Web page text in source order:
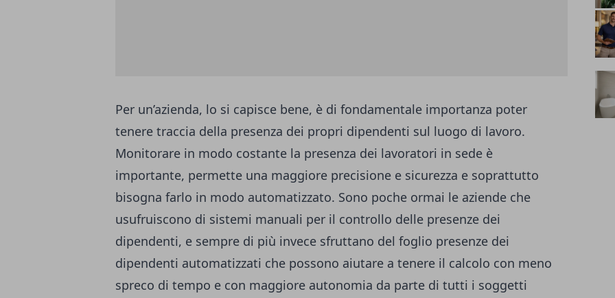
Per un’azienda, lo si capisce bene, è di fondamentale importanza poter
tenere traccia della presenza dei propri dipendenti sul luogo di lavoro.
Monitorare in modo costante la presenza dei lavoratori in sede è
importante, permette una maggiore precisione e sicurezza e soprattutto
bisogna farlo in modo automatizzato. Sono poche ormai le aziende che
usufruiscono di sistemi manuali per il controllo delle presenze dei
dipendenti, e sempre di più invece sfruttano del foglio presenze dei
dipendenti automatizzati che possono aiutare a tenere il calcolo con meno
spreco di tempo e con maggiore autonomia da parte di tutti i soggetti